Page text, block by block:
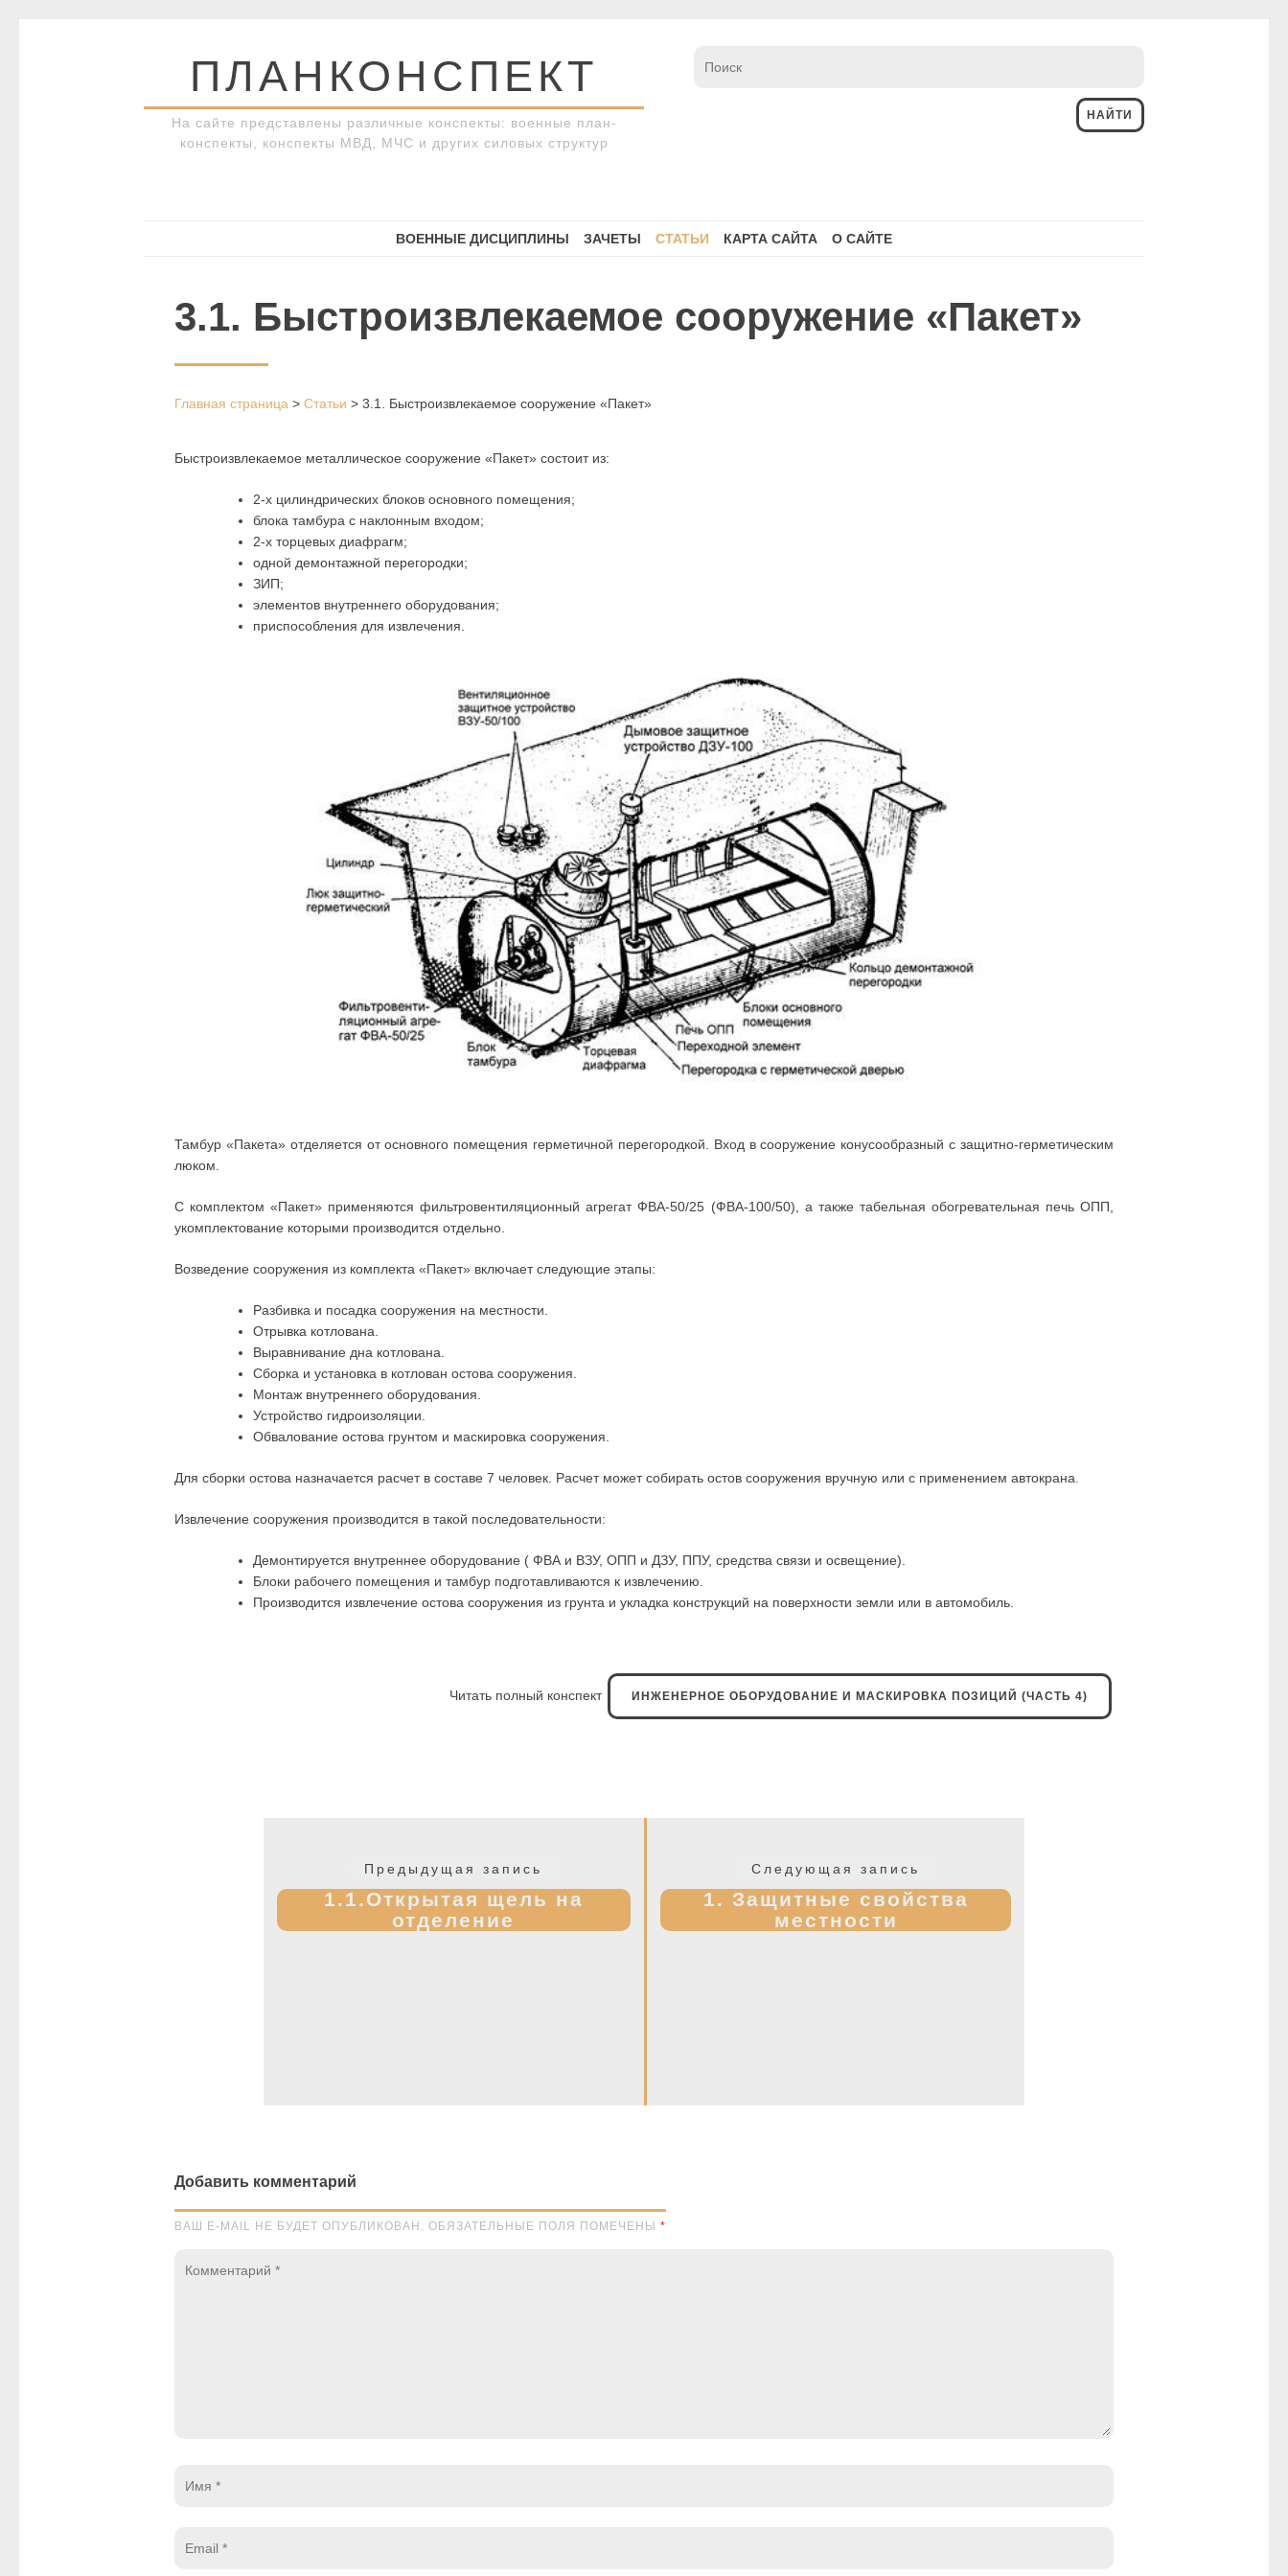
ПЛАНКОНСПЕКТ
На сайте представлены различные конспекты: военные план-
конспекты, конспекты МВД, МЧС и других силовых структур
ВОЕННЫЕ ДИСЦИПЛИНЫ ЗАЧЕТЫ СТАТЬИ КАРТА САЙТА О САЙТЕ
3.1. Быстроизвлекаемое сооружение «Пакет»
Главная страница > Статьи > 3.1. Быстроизвлекаемое сооружение «Пакет»
Быстроизвлекаемое металлическое сооружение «Пакет» состоит из:
2-х цилиндрических блоков основного помещения;
блока тамбура с наклонным входом;
2-х торцевых диафрагм;
одной демонтажной перегородки;
ЗИП;
элементов внутреннего оборудования;
приспособления для извлечения.
Тамбур «Пакета» отделяется от основного помещения герметичной перегородкой. Вход в сооружение конусообразный с защитно-герметическим
люком.
С комплектом «Пакет» применяются фильтровентиляционный агрегат ФВА-50/25 (ФВА-100/50), а также табельная обогревательная печь ОПП,
укомплектование которыми производится отдельно.
Возведение сооружения из комплекта «Пакет» включает следующие этапы:
Разбивка и посадка сооружения на местности.
Отрывка котлована.
Выравнивание дна котлована.
Сборка и установка в котлован остова сооружения.
Монтаж внутреннего оборудования.
Устройство гидроизоляции.
Обвалование остова грунтом и маскировка сооружения.
Для сборки остова назначается расчет в составе 7 человек. Расчет может собирать остов сооружения вручную или с применением автокрана.
Извлечение сооружения производится в такой последовательности:
Демонтируется внутреннее оборудование ( ФВА и ВЗУ, ОПП и ДЗУ, ППУ, средства связи и освещение).
Блоки рабочего помещения и тамбур подготавливаются к извлечению.
Производится извлечение остова сооружения из грунта и укладка конструкций на поверхности земли или в автомобиль.
Читать полный конспект ИНЖЕНЕРНОЕ ОБОРУДОВАНИЕ И МАСКИРОВКА ПОЗИЦИЙ (ЧАСТЬ 4)
Предыдущая запись
запись:
1.1.Открытая щель на
отделение
Следующая запись
запись:
1. Защитные свойства
местности
Добавить комментарий
ВАШ E-MAIL НЕ БУДЕТ ОПУБЛИКОВАН. ОБЯЗАТЕЛЬНЫЕ ПОЛЯ ПОМЕЧЕНЫ *